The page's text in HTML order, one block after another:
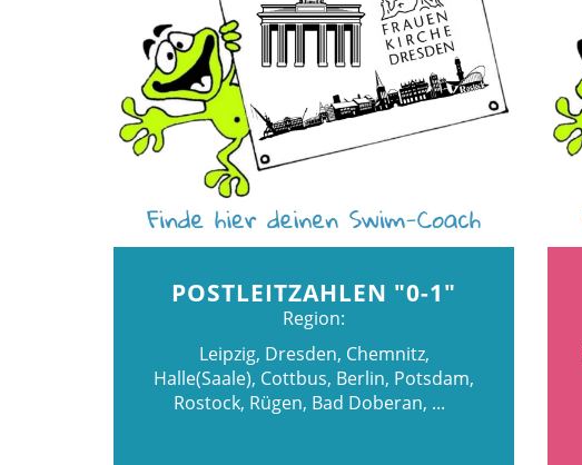
POSTLEITZAHLEN "0-1"
Region:
Leipzig, Dresden, Chemnitz,
Halle(Saale), Cottbus, Berlin, Potsdam,
Rostock, Rügen, Bad Doberan, ...